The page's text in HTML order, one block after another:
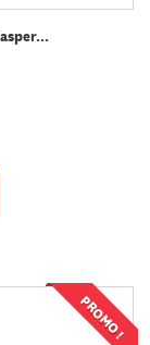
PROMO !